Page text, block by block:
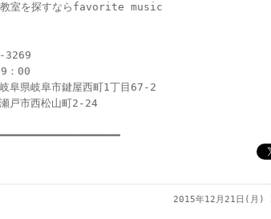
教室を探すならfavorite music
3269
：00
県岐阜市鍵屋西町1丁目67-2
戸市西松山町2-24
2015年12月21日(月)